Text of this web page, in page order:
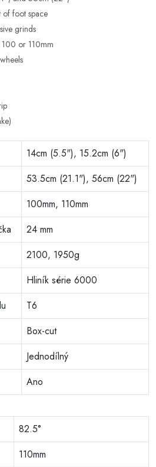
foot space
grinds
100 or 110mm
14cm (5.5"), 15.2cm (6")
53.5cm (21.1"), 56cm (22")
100mm, 110mm
24 mm
2100, 1950g
Hliník série 6000
T6
Box-cut
Jednodílný
Ano
82.5°
110mm